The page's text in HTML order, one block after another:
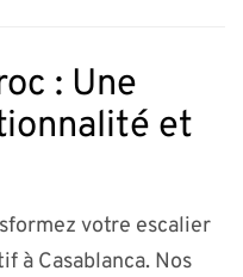
: Une
et
votre escalier
à Casablanca. Nos